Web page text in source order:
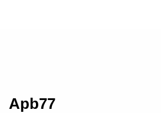
Apb77